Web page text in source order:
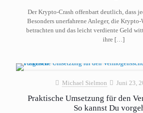
Der Krypto-Crash offenbart deutlich, dass
Besonders unerfahrene Anleger, die
betrachten und das leicht verdiente Geld
ihre[…]
Michael Sielmon Juni 23,
Praktische Umsetzung für den
So kannst Du